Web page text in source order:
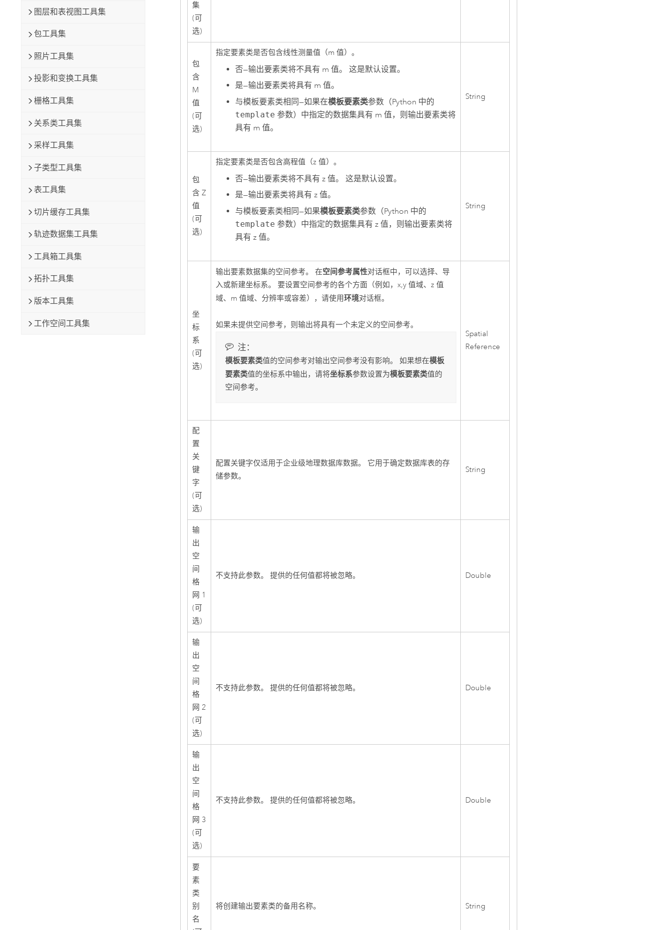
图层和表视图工具集
包工具集
照片工具集
投影和变换工具集
栅格工具集
关系类工具集
采样工具集
子类型工具集
表工具集
切片缓存工具集
轨迹数据集工具集
工具箱工具集
拓扑工具集
版本工具集
工作空间工具集
集
(可
选)
包
含
M
值
(可
选)
指定要素类是否包含线性测量值（m 值）。
否—输出要素类将不具有 m 值。 这是默认设置。
是—输出要素类将具有 m 值。
与模板要素类相同—如果在模板要素类参数（Python 中的
template 参数）中指定的数据集具有 m 值，则输出要素类将
具有 m 值。
String
包
含 Z
值
(可
选)
指定要素类是否包含高程值（z 值）。
否—输出要素类将不具有 z 值。 这是默认设置。
是—输出要素类将具有 z 值。
与模板要素类相同—如果模板要素类参数（Python 中的
template 参数）中指定的数据集具有 z 值，则输出要素类将
具有 z 值。
String
坐
标
系
(可
选)
输出要素数据集的空间参考。 在空间参考属性对话框中，可以选择、导
入或新建坐标系。 要设置空间参考的各个方面（例如，x,y 值域、z 值
域、m 值域、分辨率或容差），请使用环境对话框。
如果未提供空间参考，则输出将具有一个未定义的空间参考。
注：
模板要素类值的空间参考对输出空间参考没有影响。 如果想在模板
要素类值的坐标系中输出，请将坐标系参数设置为模板要素类值的
空间参考。
Spatial
Reference
配
置
关
键
字
(可
选)
配置关键字仅适用于企业级地理数据库数据。 它用于确定数据库表的存
储参数。
String
输
出
空
间
格
网 1
(可
选)
不支持此参数。 提供的任何值都将被忽略。 Double
输
出
空
间
格
网 2
(可
选)
不支持此参数。 提供的任何值都将被忽略。 Double
输
出
空
间
格
网 3
(可
选)
不支持此参数。 提供的任何值都将被忽略。 Double
要
素
类
别
名
将创建输出要素类的备用名称。 String